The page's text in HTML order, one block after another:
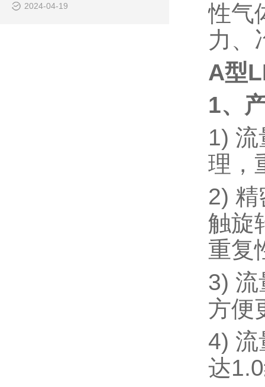
2024-04-19
性气
力、
A型
1、
1)
理，
2)
触旋
重复
3) 流
方便
4) 流
达